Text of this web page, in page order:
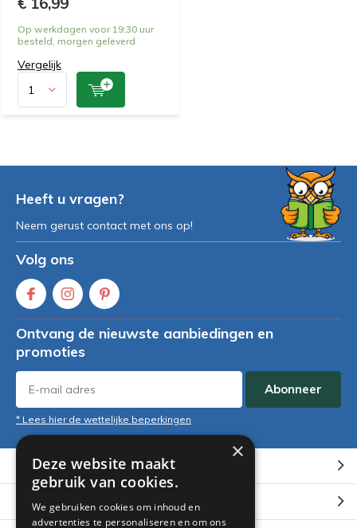
Op werkdagen voor 19:30 uur
besteld, morgen geleverd
Vergelijk
Heeft u vragen?
Neem gerust contact met ons op!
Volg ons
Ontvang de nieuwste aanbiedingen en
promoties
Abonneer
* Lees hier de wettelijke beperkingen
Klantenservice
Mijn account
×
Deze website maakt
gebruik van cookies.
We gebruiken cookies om inhoud en
advertenties te personaliseren en om ons